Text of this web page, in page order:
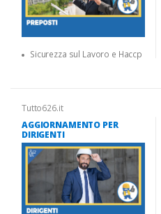
Sicurezza sul Lavoro e Haccp
Tutto626.it
AGGIORNAMENTO PER
DIRIGENTI